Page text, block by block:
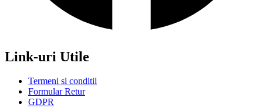
Link-uri Utile
Termeni si conditii
Formular Retur
GDPR